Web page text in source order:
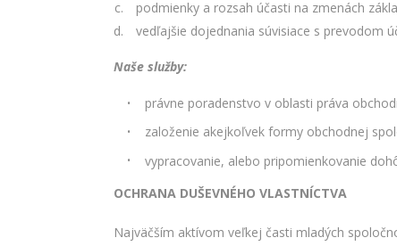
podmienky a rozsah účasti na zmenách
vedľajšie dojednania súvisiace s prevodom
Naše služby:
právne poradenstvo v oblasti práva
založenie akejkoľvek formy obchodnej
vypracovanie, alebo pripomienkovanie
OCHRANA DUŠEVNÉHO VLASTNÍCTVA
Najväčším aktívom veľkej časti mladých